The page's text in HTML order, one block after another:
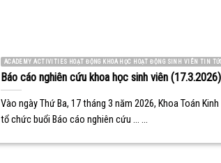
ACADEMY ACTIVITIES HOẠT ĐỘNG KHOA HỌC HOẠT ĐỘNG SINH VIÊN TIN
Báo cáo nghiên cứu khoa học sinh viên (17.3.2026)
Vào ngày Thứ Ba, 17 tháng 3 năm 2026, Khoa Toán
tổ chức buổi Báo cáo nghiên cứu ... ...